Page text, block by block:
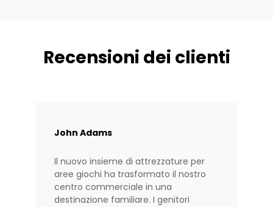
Recensioni dei clienti
John Adams
Il nuovo insieme di attrezzature per
aree giochi ha trasformato il nostro
centro commerciale in una
destinazione familiare. I genitori